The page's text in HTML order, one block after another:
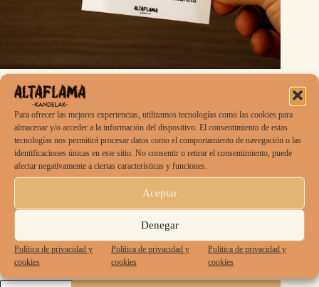
Para ofrecer las mejores experiencias, utilizamos tecnologías como las cookies para
almacenar y/o acceder a la información del dispositivo. El consentimiento de estas
tecnologías nos permitirá procesar datos como el comportamiento de navegación o las
identificaciones únicas en este sitio. No consentir o retirar el consentimiento, puede
afectar negativamente a ciertas características y funciones.
Aceptar
Denegar
Política de privacidad y
cookies
Política de privacidad y
cookies
Política de privacidad y
cookies
Vela encantada: Verde (prosperidad · éxito ·
abundancia)
4,00€ IVA incluído
prosperidad · éxito · abundancia
Conecta con la energía de la tierra fértil. Úsala para atraer
Disponible para reserva